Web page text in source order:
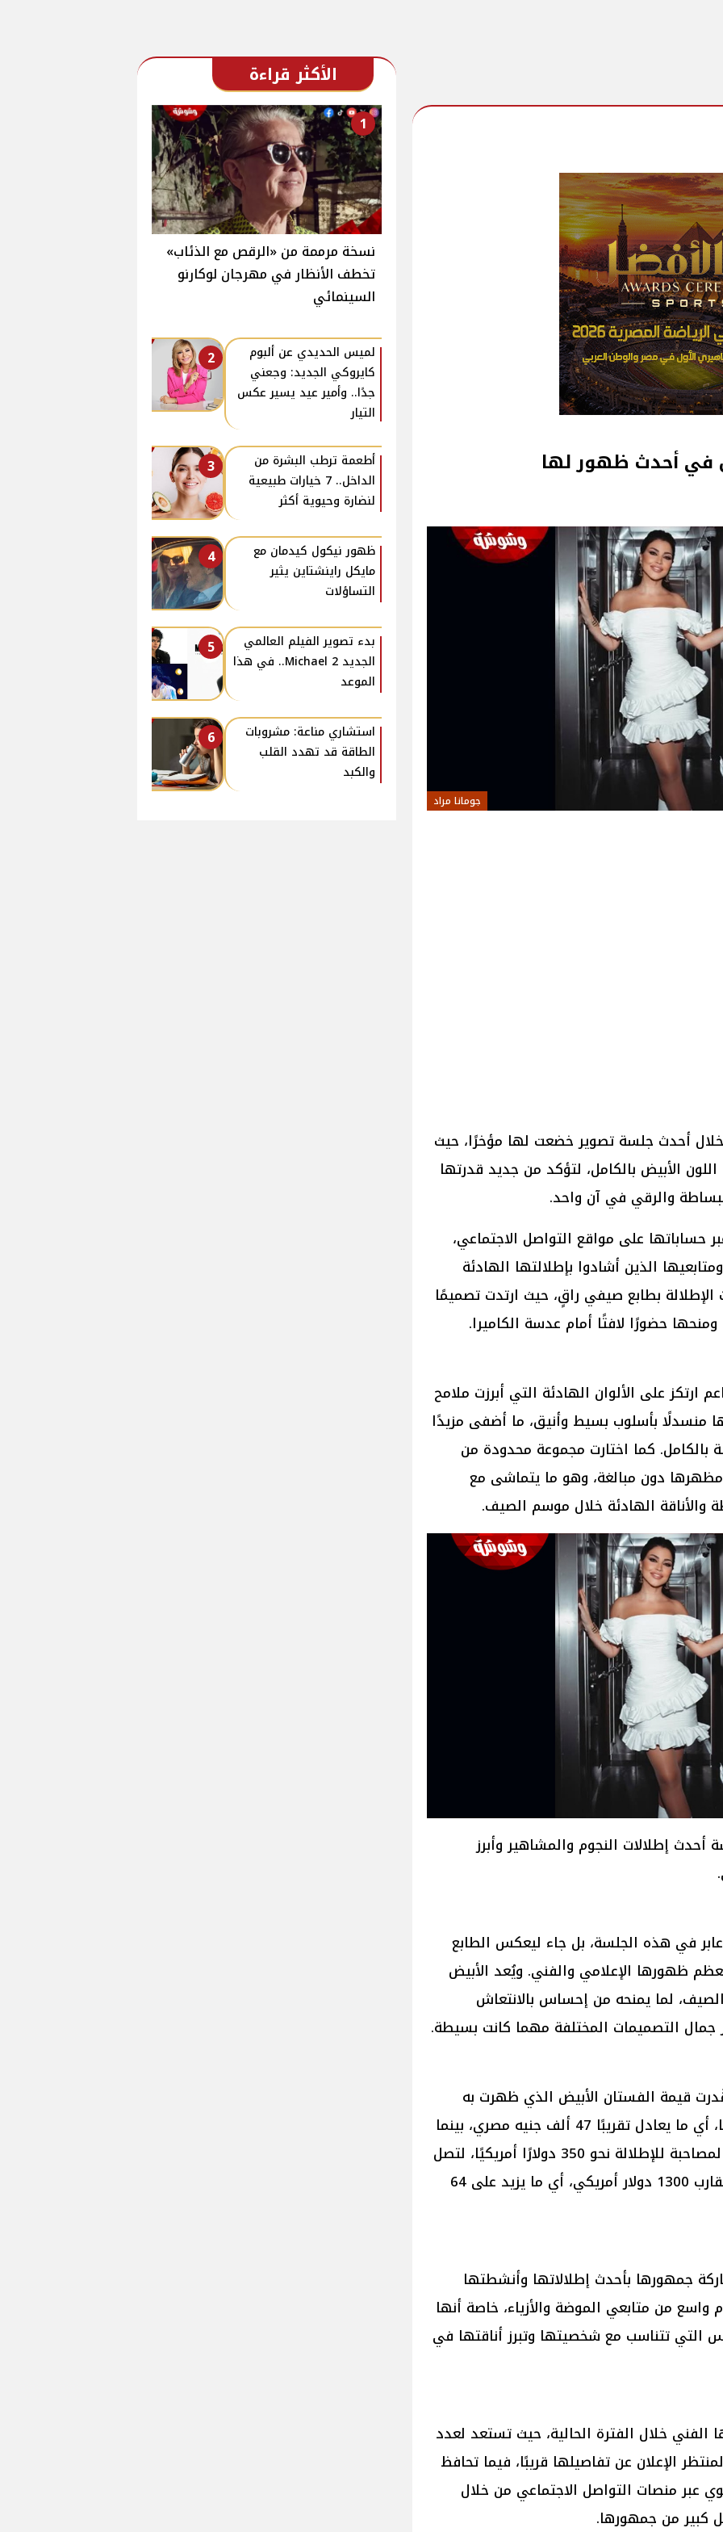
في أحدث ظهور لها
جومانا مراد
خلال أحدث جلسة تصوير خضعت لها مؤخرًا، حيث
الأبيض بالكامل، لتؤكد من جديد قدرتها
والرقي في آن واحد.
حساباتها على مواقع التواصل الاجتماعي،
الذين أشادوا بإطلالتها الهادئة
الإطلالة بطابع صيفي راقٍ، حيث ارتدت تصميمًا
حضورًا لافتًا أمام عدسة الكاميرا.
ارتكز على الألوان الهادئة التي أبرزت ملامح
منسدلًا بأسلوب بسيط وأنيق، ما أضفى مزيدًا
بالكامل. كما اختارت مجموعة محدودة من
مظهرها دون مبالغة، وهو ما يتماشى مع
الهادئة خلال موسم الصيف.
إطلالات النجوم والمشاهير وأبرز
عابر في هذه الجلسة، بل جاء ليعكس الطابع
ظهورها الإعلامي والفني. ويُعد الأبيض
لما يمنحه من إحساس بالانتعاش
جمال التصميمات المختلفة مهما كانت بسيطة.
قيمة الفستان الأبيض الذي ظهرت به
جومانا مراد بنحو 950 دولارًا أمريكيًا، أي ما يعادل تقريبًا 47 ألف جنيه مصري، بينما
بلغت قيمة الحذاء والإكسسوارات المصاحبة للإطلالة نحو 350 دولارًا أمريكيًا، لتصل
القيمة الإجمالية للإطلالة إلى ما يقارب 1300 دولار أمريكي، أي ما يزيد على 64
جمهورها بأحدث إطلالاتها وأنشطتها
من متابعي الموضة والأزياء، خاصة أنها
التي تتناسب مع شخصيتها وتبرز أناقتها في
خلال الفترة الحالية، حيث تستعد لعدد
الإعلان عن تفاصيلها قريبًا، فيما تحافظ
منصات التواصل الاجتماعي من خلال
كبير من جمهورها.
الأكثر قراءة
1
نسخة مرممة من «الرقص مع الذئاب»
تخطف الأنظار في مهرجان لوكارنو
السينمائي
2
لميس الحديدي عن ألبوم
كايروكي الجديد: وجعني
جدًا.. وأمير عيد يسير عكس
التيار
3
أطعمة ترطب البشرة من
الداخل.. 7 خيارات طبيعية
لنضارة وحيوية أكثر
4
ظهور نيكول كيدمان مع
مايكل راينشتاين يثير
التساؤلات
5
بدء تصوير الفيلم العالمي
الجديد 2 Michael.. في هذا
الموعد
6
استشاري مناعة: مشروبات
الطاقة قد تهدد القلب
والكبد